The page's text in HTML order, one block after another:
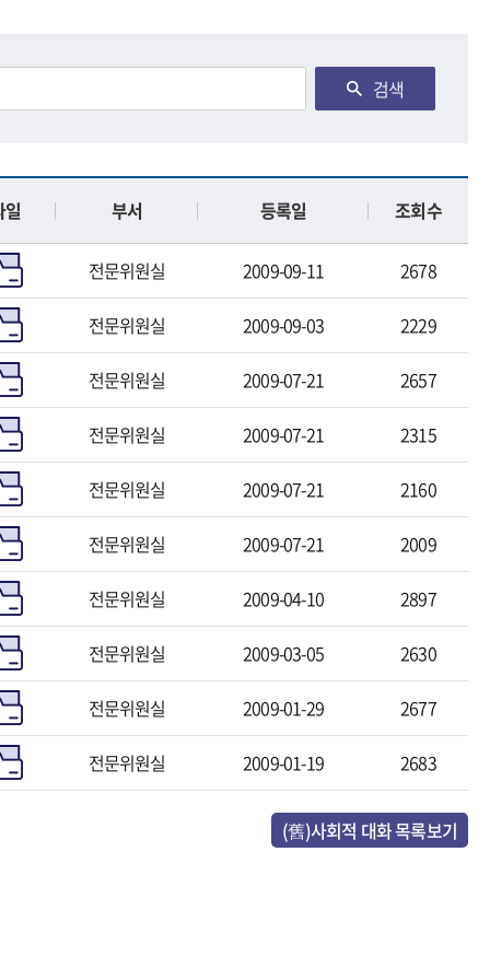
검색
일 부서 등록일 조회수
전문위원실 2009-09-11 2678
전문위원실 2009-09-03 2229
전문위원실 2009-07-21 2657
전문위원실 2009-07-21 2315
전문위원실 2009-07-21 2160
전문위원실 2009-07-21 2009
전문위원실 2009-04-10 2897
전문위원실 2009-03-05 2630
전문위원실 2009-01-29 2677
전문위원실 2009-01-19 2683
(舊)사회적 대화 목록보기